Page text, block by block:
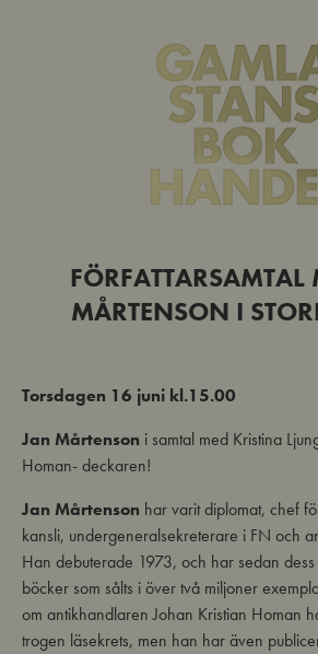
FÖRFATTARSAMTAL
MÅRTENSON I
Torsdagen 16 juni kl.15.00
Jan Mårtenson i samtal med Kristina
Homan- deckaren!
Jan Mårtenson har varit diplomat, chef
kansli, undergeneralsekreterare i FN och
Han debuterade 1973, och har sedan dess
böcker som sålts i över två miljoner
om antikhandlaren Johan Kristian Homan
trogen läsekrets, men han har även